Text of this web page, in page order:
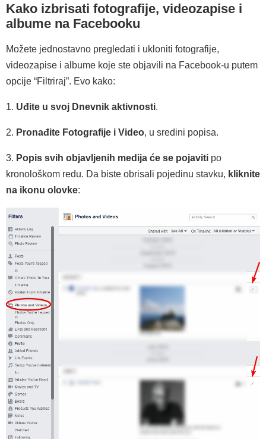
Kako izbrisati fotografije, videozapise i
albume na Facebooku
Možete jednostavno pregledati i ukloniti fotografije,
videozapise i albume koje ste objavili na Facebook-u putem
opcije “Filtriraj”. Evo kako:
1. Uđite u svoj Dnevnik aktivnosti.
2. Pronađite Fotografije i Video, u sredini popisa.
3. Popis svih objavljenih medija će se pojaviti po
kronološkom redu. Da biste obrisali pojedinu stavku, kliknite
na ikonu olovke: